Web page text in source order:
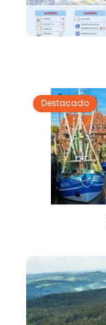
Destacado